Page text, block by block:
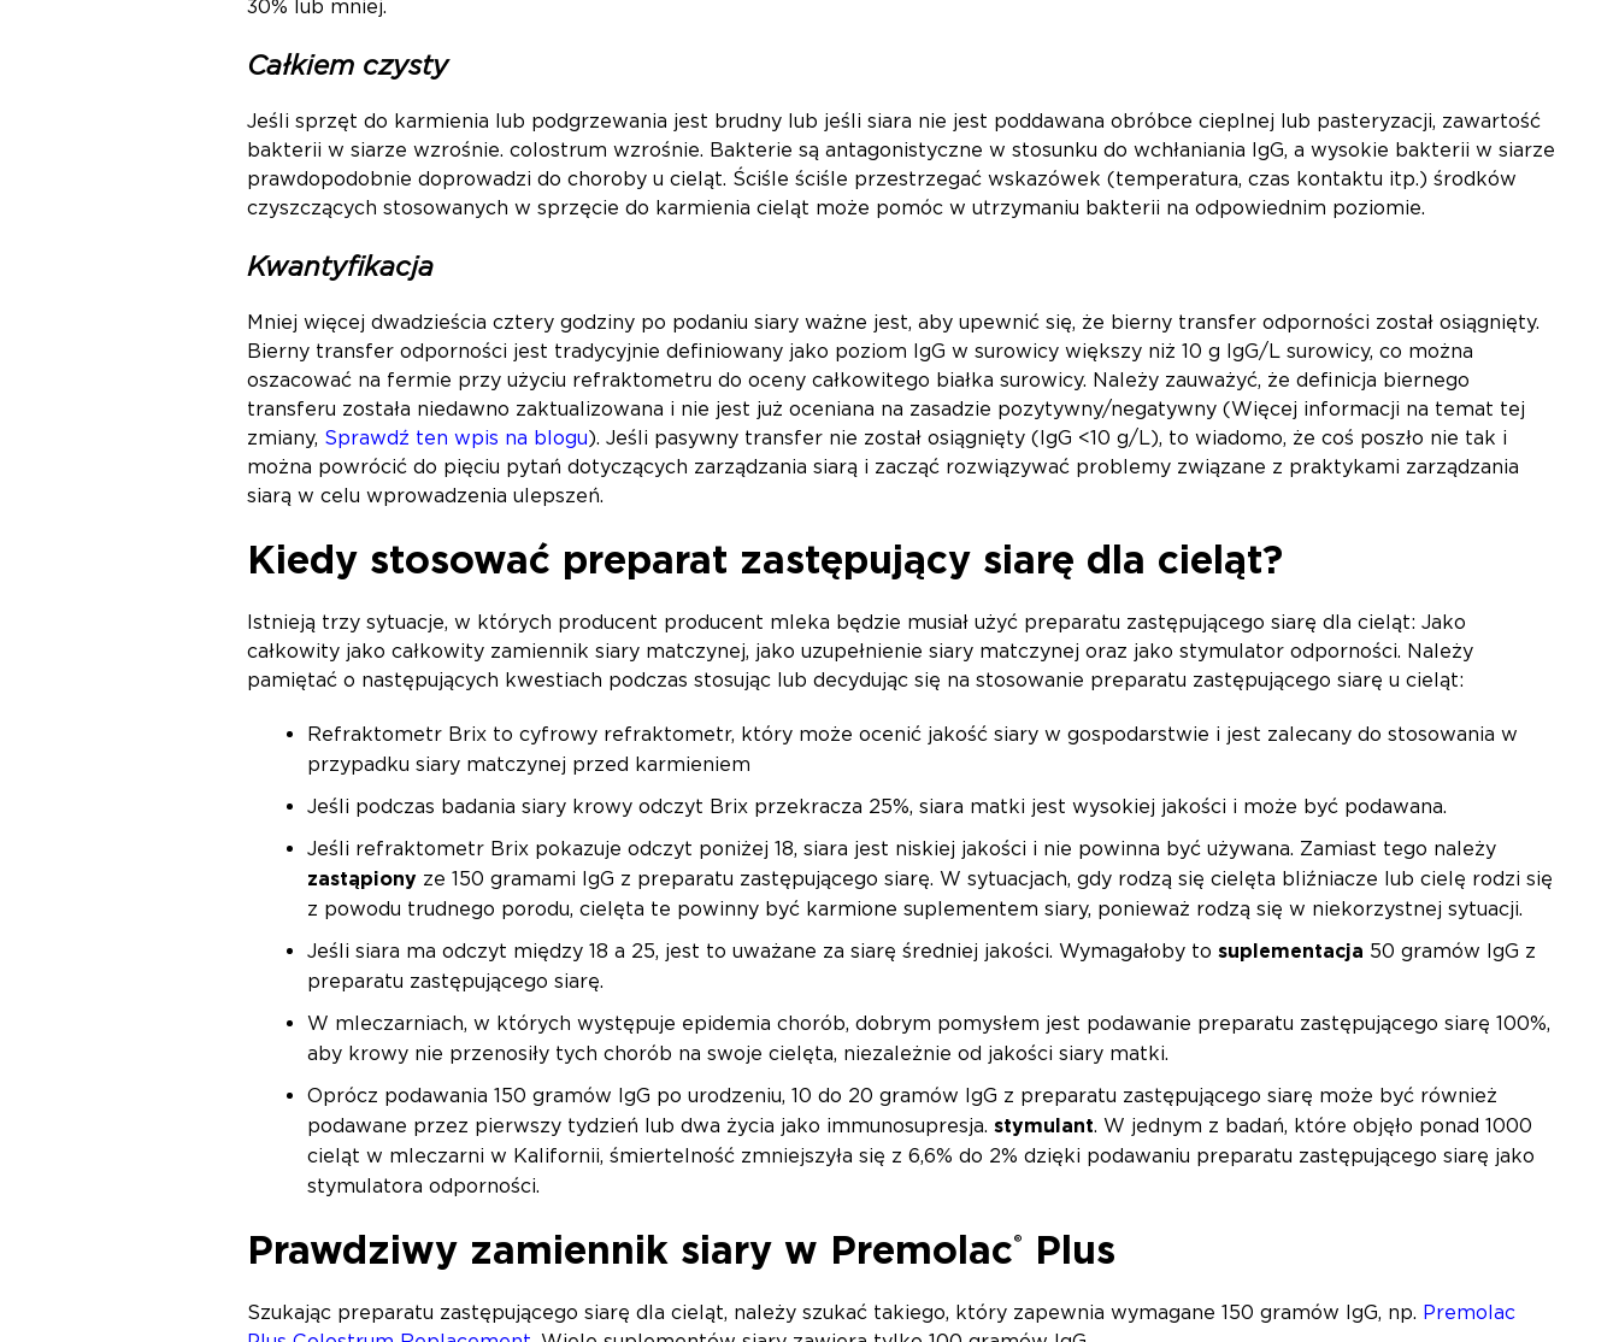
30% lub mniej.
Całkiem czysty
Jeśli sprzęt do karmienia lub podgrzewania jest brudny lub jeśli siara nie jest poddawana obróbce cieplnej lub pasteryzacji, zawartość
bakterii w siarze wzrośnie. colostrum wzrośnie. Bakterie są antagonistyczne w stosunku do wchłaniania IgG, a wysokie bakterii w siarze
prawdopodobnie doprowadzi do choroby u cieląt. Ściśle ściśle przestrzegać wskazówek (temperatura, czas kontaktu itp.) środków
czyszczących stosowanych w sprzęcie do karmienia cieląt może pomóc w utrzymaniu bakterii na odpowiednim poziomie.
Kwantyfikacja
Mniej więcej dwadzieścia cztery godziny po podaniu siary ważne jest, aby upewnić się, że bierny transfer odporności został osiągnięty.
Bierny transfer odporności jest tradycyjnie definiowany jako poziom IgG w surowicy większy niż 10 g IgG/L surowicy, co można
oszacować na fermie przy użyciu refraktometru do oceny całkowitego białka surowicy. Należy zauważyć, że definicja biernego
transferu została niedawno zaktualizowana i nie jest już oceniana na zasadzie pozytywny/negatywny (Więcej informacji na temat tej
zmiany, Sprawdź ten wpis na blogu). Jeśli pasywny transfer nie został osiągnięty (IgG <10 g/L), to wiadomo, że coś poszło nie tak i
można powrócić do pięciu pytań dotyczących zarządzania siarą i zacząć rozwiązywać problemy związane z praktykami zarządzania
siarą w celu wprowadzenia ulepszeń.
Kiedy stosować preparat zastępujący siarę dla cieląt?
Istnieją trzy sytuacje, w których producent producent mleka będzie musiał użyć preparatu zastępującego siarę dla cieląt: Jako
całkowity jako całkowity zamiennik siary matczynej, jako uzupełnienie siary matczynej oraz jako stymulator odporności. Należy
pamiętać o następujących kwestiach podczas stosując lub decydując się na stosowanie preparatu zastępującego siarę u cieląt:
Refraktometr Brix to cyfrowy refraktometr, który może ocenić jakość siary w gospodarstwie i jest zalecany do stosowania w
przypadku siary matczynej przed karmieniem
Jeśli podczas badania siary krowy odczyt Brix przekracza 25%, siara matki jest wysokiej jakości i może być podawana.
Jeśli refraktometr Brix pokazuje odczyt poniżej 18, siara jest niskiej jakości i nie powinna być używana. Zamiast tego należy
zastąpiony ze 150 gramami IgG z preparatu zastępującego siarę. W sytuacjach, gdy rodzą się cielęta bliźniacze lub cielę rodzi się
z powodu trudnego porodu, cielęta te powinny być karmione suplementem siary, ponieważ rodzą się w niekorzystnej sytuacji.
Jeśli siara ma odczyt między 18 a 25, jest to uważane za siarę średniej jakości. Wymagałoby to suplementacja 50 gramów IgG z
preparatu zastępującego siarę.
W mleczarniach, w których występuje epidemia chorób, dobrym pomysłem jest podawanie preparatu zastępującego siarę 100%,
aby krowy nie przenosiły tych chorób na swoje cielęta, niezależnie od jakości siary matki.
Oprócz podawania 150 gramów IgG po urodzeniu, 10 do 20 gramów IgG z preparatu zastępującego siarę może być również
podawane przez pierwszy tydzień lub dwa życia jako immunosupresja. stymulant. W jednym z badań, które objęło ponad 1000
cieląt w mleczarni w Kalifornii, śmiertelność zmniejszyła się z 6,6% do 2% dzięki podawaniu preparatu zastępującego siarę jako
stymulatora odporności.
Prawdziwy zamiennik siary w Premolac® Plus
Szukając preparatu zastępującego siarę dla cieląt, należy szukać takiego, który zapewnia wymagane 150 gramów IgG, np. Premolac